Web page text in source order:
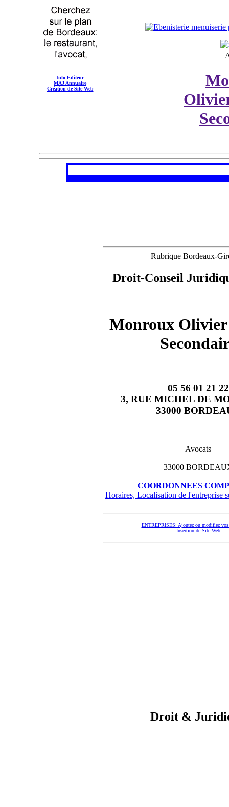
Info Editeur
MAJ Annuaire
Création de Site Web
Rubrique Bordeaux-
Droit-Conseil
Monroux
05 56 01 21 22
3, RUE MICHEL DE
33000
Avocats
33000
COORDONNEES
Horaires, Localisation de l'entreprise
ENTREPRISES: Ajoutez ou modifiez vos
Insertion de Site Web
Droit &